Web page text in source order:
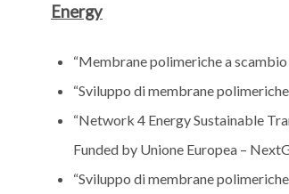
Energy
“Membrane polimeriche a
“Sviluppo di membrane
“Network 4 Energy Sustainable
Funded by Unione Europea –
“Sviluppo di membrane